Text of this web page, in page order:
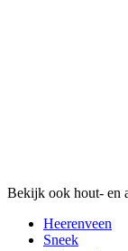
Bekijk ook hout- en
Heerenveen
Sneek